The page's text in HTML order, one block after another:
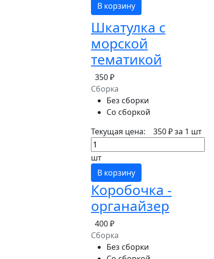
В корзину
Шкатулка с
морской
тематикой
350 ₽
Сборка
Без сборки
Со сборкой
Текущая цена:
350 ₽за 1 шт
шт
В корзину
Коробочка -
органайзер
400 ₽
Сборка
Без сборки